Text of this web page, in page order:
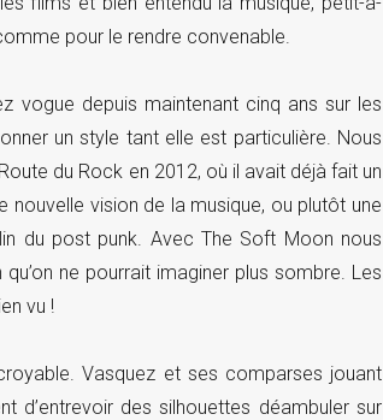
pour le rendre convenable.
vogue depuis maintenant cinq ans sur les
un style tant elle est particulière. Nous
du Rock en 2012, où il avait déjà fait un
nouvelle vision de la musique, ou plutôt une
du post punk. Avec The Soft Moon nous
ne pourrait imaginer plus sombre. Les
vu !
Vasquez et ses comparses jouant
d’entrevoir des silhouettes déambuler sur